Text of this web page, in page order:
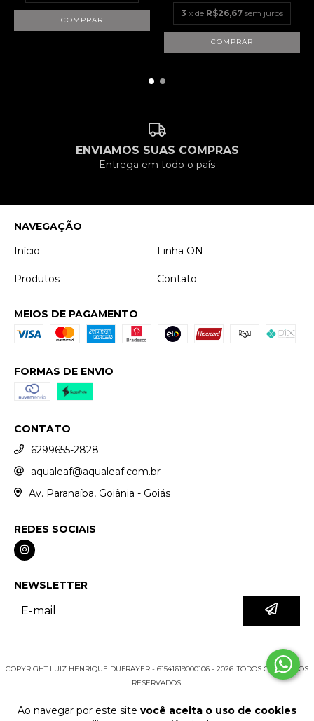
Ao navegar por este site você aceita o uso de cookies
3 x de R$26,67 sem juros
ENVIAMOS SUAS COMPRAS
Entrega em todo o país
NAVEGAÇÃO
Início
Linha ON
Produtos Contato
MEIOS DE PAGAMENTO
FORMAS DE ENVIO
CONTATO
6299655-2828
aqualeaf@aqualeaf.com.br
Av. Paranaíba, Goiânia - Goiás
REDES SOCIAIS
NEWSLETTER
COPYRIGHT LUIZ HENRIQUE DUFRAYER - 61541619000106 - 2026. TODOS OS DIREITOS
RESERVADOS.